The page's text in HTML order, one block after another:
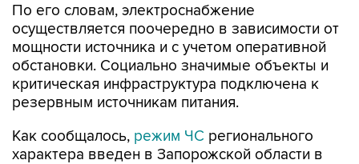
По его словам, электроснабжение
осуществляется поочередно в зависимости от
мощности источника и с учетом оперативной
обстановки. Социально значимые объекты и
критическая инфраструктура подключена к
резервным источникам питания.
Как сообщалось, режим ЧС регионального
характера введен в Запорожской области в